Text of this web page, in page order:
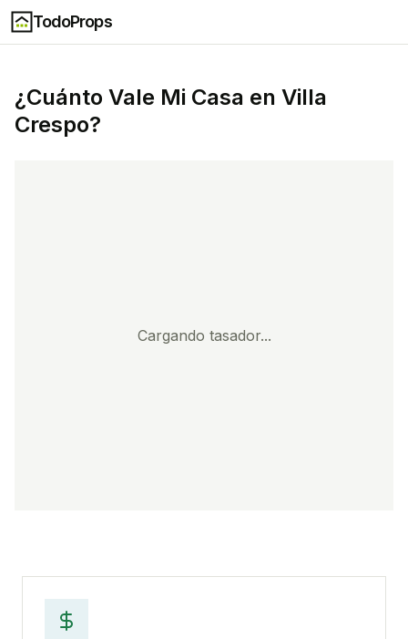
TodoProps
¿Cuánto Vale Mi Casa en Villa
Crespo?
Cargando tasador...